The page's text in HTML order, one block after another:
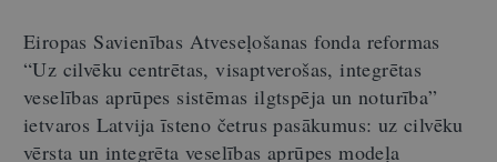
Eiropas Savienības Atveseļošanas fonda reformas
“Uz cilvēku centrētas, visaptverošas, integrētas
veselības aprūpes sistēmas ilgtspēja un noturība”
ietvaros Latvija īsteno četrus pasākumus: uz cilvēku
vērsta un integrēta veselības aprūpes modeļa